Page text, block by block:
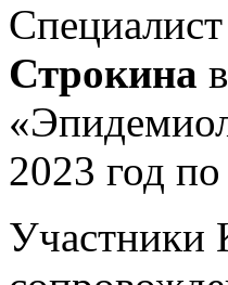
Строкина
2023 год
Участники